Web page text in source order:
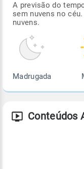
A previsão do
sem nuvens no
nuvens.
Madrugada
Conteúdos